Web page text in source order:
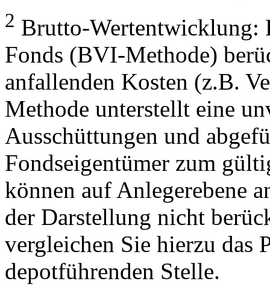
2 Brutto-Wertentwicklung:
Fonds (BVI-Methode)
anfallenden Kosten (z.B.
Methode unterstellt eine
Ausschüttungen und
Fondseigentümer zum
können auf Anlegerebene
der Darstellung nicht
vergleichen Sie hierzu das
depotführenden Stelle.